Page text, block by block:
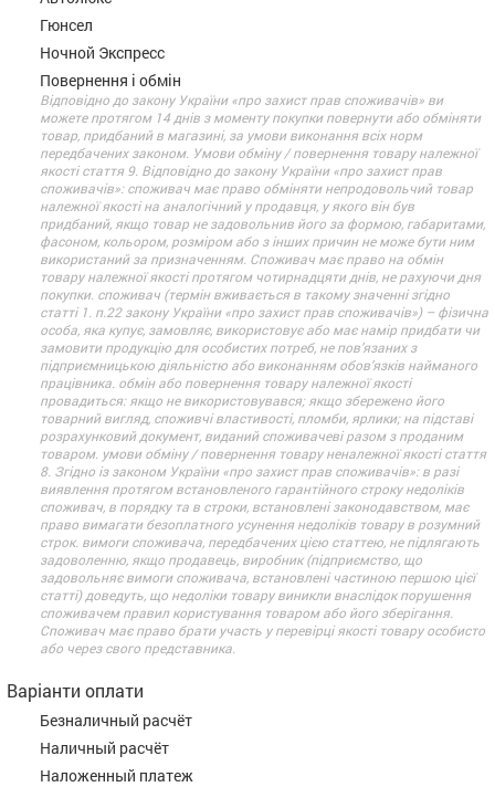
Гюнсел
Ночной Экспресс
Повернення і обмін
Відповідно до закону України «про захист прав споживачів» ви
можете протягом 14 днів з моменту покупки повернути або обміняти
товар, придбаний в магазині, за умови виконання всіх норм
передбачених законом. Умови обміну / повернення товару належної
якості стаття 9. Відповідно до закону України «про захист прав
споживачів»: споживач має право обміняти непродовольчий товар
належної якості на аналогічний у продавця, у якого він був
придбаний, якщо товар не задовольнив його за формою, габаритами,
фасоном, кольором, розміром або з інших причин не може бути ним
використаний за призначенням. Споживач має право на обмін
товару належної якості протягом чотирнадцяти днів, не рахуючи дня
покупки. споживач (термін вживається в такому значенні згідно
статті 1. п.22 закону України «про захист прав споживачів») – фізична
особа, яка купує, замовляє, використовує або має намір придбати чи
замовити продукцію для особистих потреб, не пов’язаних з
підприємницькою діяльністю або виконанням обов’язків найманого
працівника. обмін або повернення товару належної якості
провадиться: якщо не використовувався; якщо збережено його
товарний вигляд, споживчі властивості, пломби, ярлики; на підставі
розрахунковий документ, виданий споживачеві разом з проданим
товаром. умови обміну / повернення товару неналежної якості стаття
8. Згідно із законом України «про захист прав споживачів»: в разі
виявлення протягом встановленого гарантійного строку недоліків
споживач, в порядку та в строки, встановлені законодавством, має
право вимагати безоплатного усунення недоліків товару в розумний
строк. вимоги споживача, передбачених цією статтею, не підлягають
задоволенню, якщо продавець, виробник (підприємство, що
задовольняє вимоги споживача, встановлені частиною першою цієї
статті) доведуть, що недоліки товару виникли внаслідок порушення
споживачем правил користування товаром або його зберігання.
Споживач має право брати участь у перевірці якості товару особисто
або через свого представника.
Варіанти оплати
Безналичный расчёт
Наличный расчёт
Наложенный платеж